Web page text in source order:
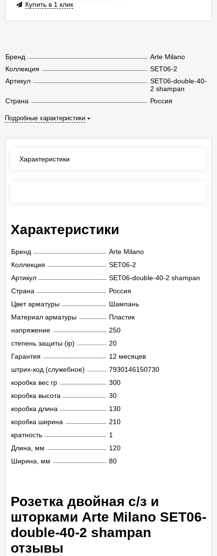
Бренд
Arte Milano
Коллекция
SET06-2
Артикул
SET06-double-40-
2 shampan
Страна
Россия
Подробные характеристики
Купить в 1 клик
Характеристики
Характеристики
Бренд
Arte Milano
Коллекция
SET06-2
Артикул
SET06-double-40-2 shampan
Страна
Россия
Цвет арматуры
Шампань
Материал арматуры
Пластик
напряжение
250
степень защиты (ip)
20
Гарантия
12 месяцев
штрих-код (служебное)
7930146150730
коробка вес гр
300
коробка высота
30
коробка длина
130
коробка ширина
210
кратность
1
Длина, мм
120
Ширина, мм
80
Розетка двойная с/з и
шторками Arte Milano SET06-
double-40-2 shampan
отзывы